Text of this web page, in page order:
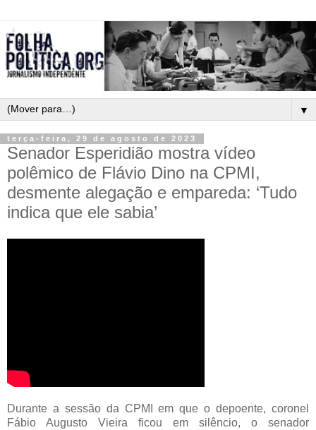
▼
terça-feira, 29 de agosto de 2023
Senador Esperidião mostra vídeo
polêmico de Flávio Dino na CPMI,
desmente alegação e empareda: ‘Tudo
indica que ele sabia’
Durante a sessão da CPMI em que o depoente, coronel
Fábio Augusto Vieira ficou em silêncio, o senador